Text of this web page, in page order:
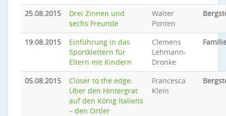
25.08.2015
Drei Zinnen und
sechs Freunde
Walter
Ponten
19.08.2015
Einführung in das
Sportklettern für
Eltern mit Kindern
Clemens
Lehmann-
Dronke
05.08.2015
Closer to the edge:
Über den Hintergrat
auf den König Italiens
– den Ortler
Francesca
Klein